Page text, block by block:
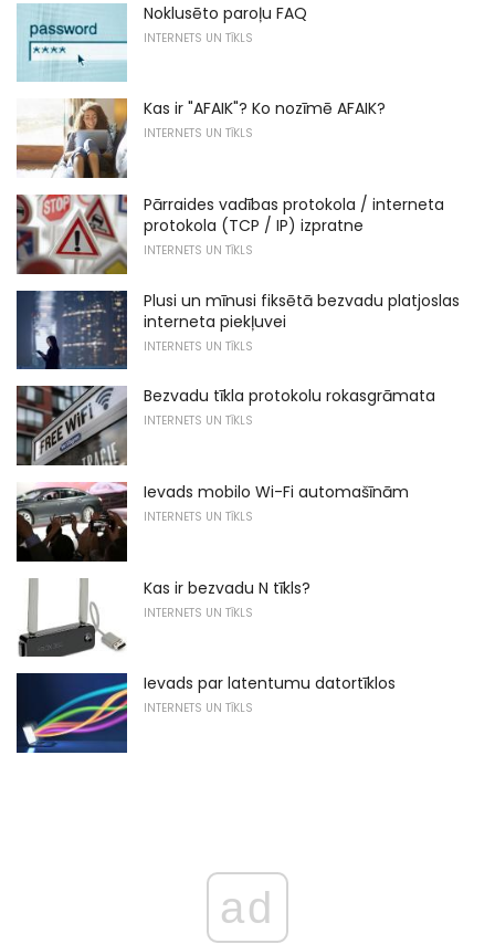
Noklusēto paroļu FAQ
INTERNETS UN TĪKLS
Kas ir "AFAIK"? Ko nozīmē AFAIK?
INTERNETS UN TĪKLS
Pārraides vadības protokola / interneta
protokola (TCP / IP) izpratne
INTERNETS UN TĪKLS
Plusi un mīnusi fiksētā bezvadu platjoslas
interneta piekļuvei
INTERNETS UN TĪKLS
Bezvadu tīkla protokolu rokasgrāmata
INTERNETS UN TĪKLS
Ievads mobilo Wi-Fi automašīnām
INTERNETS UN TĪKLS
Kas ir bezvadu N tīkls?
INTERNETS UN TĪKLS
Ievads par latentumu datortīklos
INTERNETS UN TĪKLS
ad